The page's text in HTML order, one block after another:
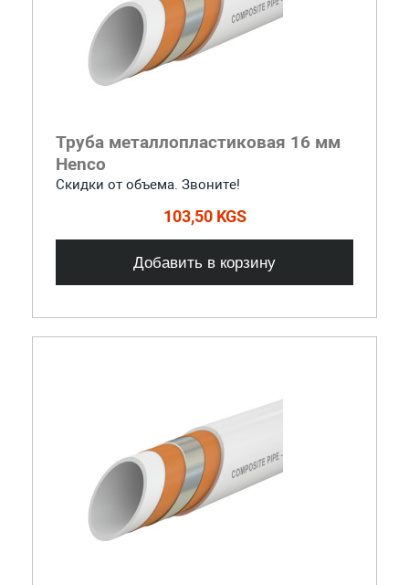
Труба металлопластиковая 16 мм
Henco
Скидки от объема. Звоните!
103,50 KGS
Добавить в корзину